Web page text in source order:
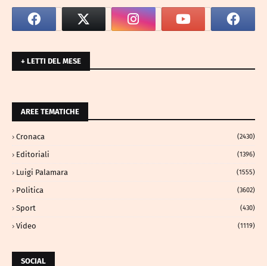
+ LETTI DEL MESE
AREE TEMATICHE
Cronaca (2430)
Editoriali (1396)
Luigi Palamara (1555)
Politica (3602)
Sport (430)
Video (1119)
SOCIAL